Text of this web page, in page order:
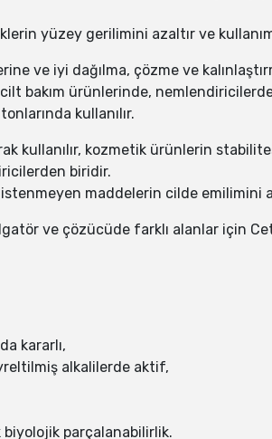
yüzey gerilimini azaltır ve kullanım
ve iyi dağılma, çözme ve
bakım ürünlerinde,
kullanılır.
kullanılır, kozmetik ürünlerin
biridir.
maddelerin cilde emilimini
ve çözücüde farklı alanlar için
kararlı,
alkalilerde aktif,
parçalanabilirlik.